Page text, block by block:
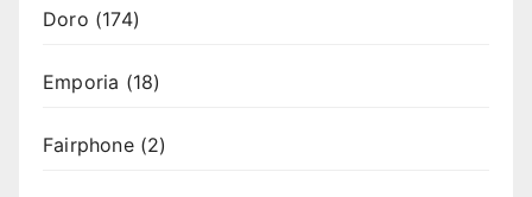
Doro (174)
Emporia (18)
Fairphone(2)